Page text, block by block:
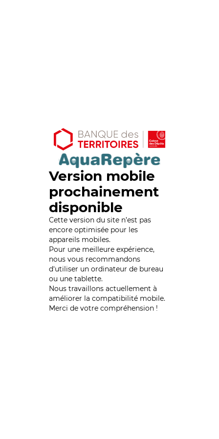
Version mobile
prochainement
disponible
Cette version du site n’est pas
encore optimisée pour les
appareils mobiles.
Pour une meilleure expérience,
nous vous recommandons
d'utiliser un ordinateur de bureau
ou une tablette.
Nous travaillons actuellement à
améliorer la compatibilité mobile.
Merci de votre compréhension !